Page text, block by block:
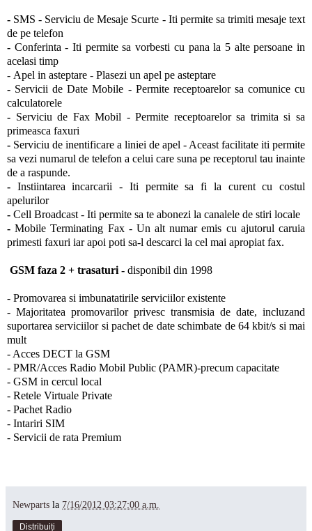
- SMS - Serviciu de Mesaje Scurte - Iti permite sa trimiti mesaje text
de pe telefon
- Conferinta - Iti permite sa vorbesti cu pana la 5 alte persoane in
acelasi timp
- Apel in asteptare - Plasezi un apel pe asteptare
- Servicii de Date Mobile - Permite receptoarelor sa comunice cu
calculatorele
- Serviciu de Fax Mobil - Permite receptoarelor sa trimita si sa
primeasca faxuri
- Serviciu de inentificare a liniei de apel - Aceast facilitate iti permite
sa vezi numarul de telefon a celui care suna pe receptorul tau inainte
de a raspunde.
- Instiintarea incarcarii - Iti permite sa fi la curent cu costul
apelurilor
- Cell Broadcast - Iti permite sa te abonezi la canalele de stiri locale
- Mobile Terminating Fax - Un alt numar emis cu ajutorul caruia
primesti faxuri iar apoi poti sa-l descarci la cel mai apropiat fax.
GSM faza 2 + trasaturi - disponibil din 1998
- Promovarea si imbunatatirile serviciilor existente
- Majoritatea promovarilor privesc transmisia de date, incluzand
suportarea serviciilor si pachet de date schimbate de 64 kbit/s si mai
mult
- Acces DECT la GSM
- PMR/Acces Radio Mobil Public (PAMR)-precum capacitate
- GSM in cercul local
- Retele Virtuale Private
- Pachet Radio
- Intariri SIM
- Servicii de rata Premium
Newparts la 7/16/2012 03:27:00 a.m.
Distribuiți